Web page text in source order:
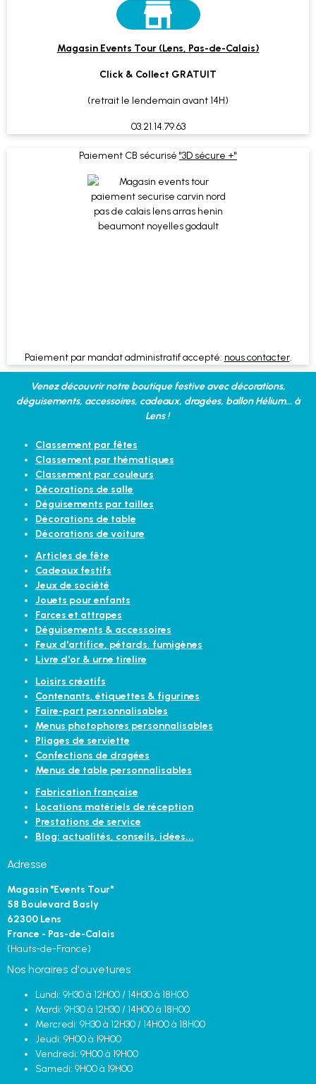
Magasin Events Tour (Lens, Pas-de-Calais)
Click & Collect GRATUIT
(retrait le lendemain avant 14H)
03.21.14.79.63
Paiement CB sécurisé "3D sécure +"
Paiement par mandat administratif accepté: nous contacter.
Venez découvrir notre boutique festive avec décorations,
déguisements, accessoires, cadeaux, dragées, ballon Hélium... à
Lens !
Classement par fêtes
Classement par thématiques
Classement par couleurs
Décorations de salle
Déguisements par tailles
Décorations de table
Décorations de voiture
Articles de fête
Cadeaux festifs
Jeux de société
Jouets pour enfants
Farces et attrapes
Déguisements & accessoires
Feux d'artifice, pétards, fumigènes
Livre d'or & urne tirelire
Loisirs créatifs
Contenants, étiquettes & figurines
Faire-part personnalisables
Menus photophores personnalisables
Pliages de serviette
Confections de dragées
Menus de table personnalisables
Fabrication française
Locations matériels de réception
Prestations de service
Blog: actualités, conseils, idées...
Adresse
Magasin "Events Tour"
58 Boulevard Basly
62300 Lens
France - Pas-de-Calais
(Hauts-de-France)
Nos horaires d'ouvetures
Lundi: 9H30 à 12H00 / 14H30 à 18H00
Mardi: 9H30 à 12H30 / 14H00 à 18H00
Mercredi: 9H30 à 12H30 / 14H00 à 18H00
Jeudi: 9H00 à 19H00
Vendredi: 9H00 à 19H00
Samedi: 9H00 à 19H00